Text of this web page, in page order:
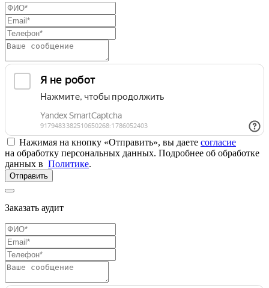
Нажимая на кнопку «Отправить», вы даете согласие
на обработку персональных данных. Подробнее об обработке
данных в Политике.
Отправить
Заказать аудит